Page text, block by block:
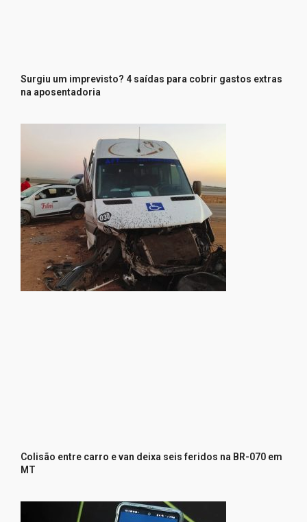
Surgiu um imprevisto? 4 saídas para cobrir gastos extras
na aposentadoria
Colisão entre carro e van deixa seis feridos na BR-070 em
MT